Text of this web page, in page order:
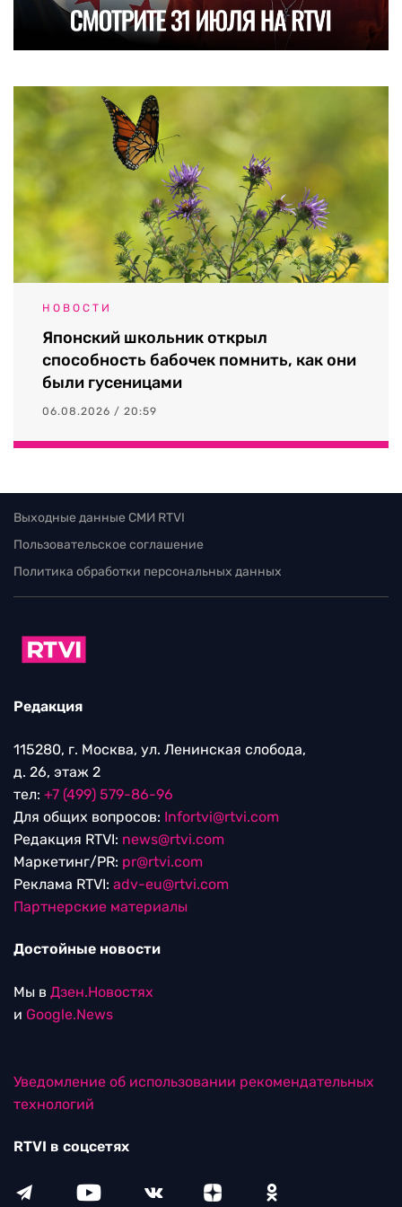
НОВОСТИ
Японский школьник открыл
способность бабочек помнить, как они
были гусеницами
06.08.2026 / 20:59
Выходные данные СМИ RTVI
Пользовательское соглашение
Политика обработки персональных данных
Редакция
115280, г. Москва, ул. Ленинская слобода,
д. 26, этаж 2
тел: +7 (499) 579-86-96
Для общих вопросов: Infortvi@rtvi.com
Редакция RTVI: news@rtvi.com
Маркетинг/PR: pr@rtvi.com
Реклама RTVI: adv-eu@rtvi.com
Партнерские материалы
Достойные новости
Мы в Дзен.Новостях
и Google.News
Уведомление об использовании рекомендательных
технологий
RTVI в соцсетях